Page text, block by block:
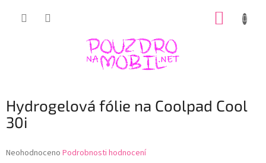
Hydrogelová fólie na Coolpad Cool
30i
Průměrné
Neohodnoceno Podrobnosti hodnocení